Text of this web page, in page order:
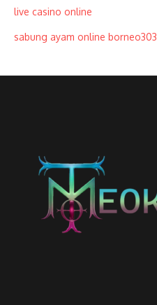
live casino online
sabung ayam online borneo303